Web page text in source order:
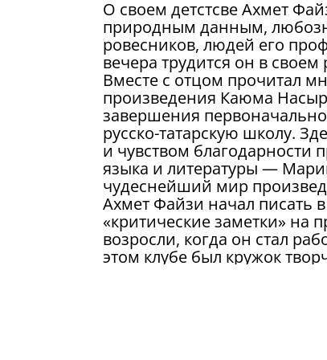
О своем детстсве Ахмет
природным данным,
ровесников, людей его
вечера трудится он в
Вместе с отцом прочитал
произведения Каюма
завершения
русско-татарскую школу.
и чувством благодарности
языка и литературы —
чудеснейший мир
Ахмет Файзи начал писать
«критические заметки» на
возросли, когда он стал
этом клубе был кружок